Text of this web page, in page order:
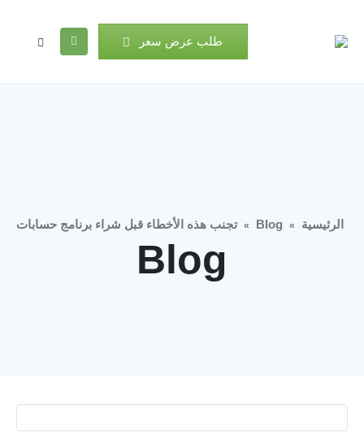
طلب عرض سعر
الرئيسية »
Blog
» تجنب هذه الأخطاء قبل شراء برنامج حسابات
Blog